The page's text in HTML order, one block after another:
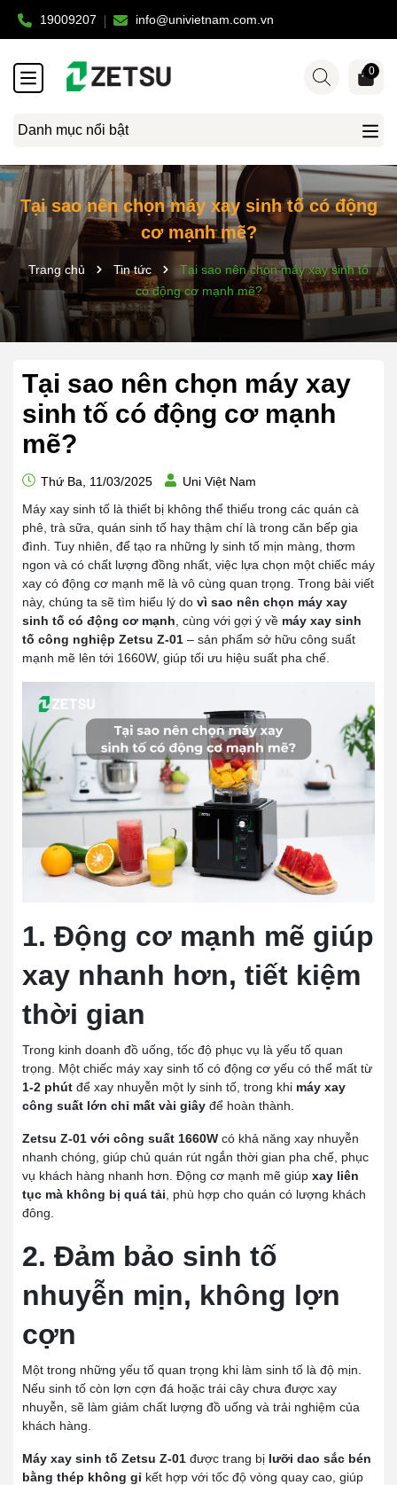
19009207 info@univietnam.com.vn
Danh mục nổi bật
0
Tại sao nên chọn máy xay sinh tố có động
cơ mạnh mẽ?
Trang chủ Tin tức
Tại sao nên chọn máy xay sinh tố
có động cơ mạnh mẽ?
Tại sao nên chọn máy xay
sinh tố có động cơ mạnh
mẽ?
Thứ Ba, 11/03/2025
Uni Việt Nam
Máy xay sinh tố là thiết bị không thể thiếu trong các quán cà
phê, trà sữa, quán sinh tố hay thậm chí là trong căn bếp gia
đình. Tuy nhiên, để tạo ra những ly sinh tố mịn màng, thơm
ngon và có chất lượng đồng nhất, việc lựa chọn một chiếc máy
xay có động cơ mạnh mẽ là vô cùng quan trọng. Trong bài viết
này, chúng ta sẽ tìm hiểu lý do vì sao nên chọn máy xay
sinh tố có động cơ mạnh , cùng với gợi ý về máy xay sinh
tố công nghiệp Zetsu Z-01 – sản phẩm sở hữu công suất
mạnh mẽ lên tới 1660W, giúp tối ưu hiệu suất pha chế.
1. Động cơ mạnh mẽ giúp
xay nhanh hơn, tiết kiệm
thời gian
Trong kinh doanh đồ uống, tốc độ phục vụ là yếu tố quan
trọng. Một chiếc máy xay sinh tố có động cơ yếu có thể mất từ
1-2 phút để xay nhuyễn một ly sinh tố, trong khi máy xay
công suất lớn chỉ mất vài giây để hoàn thành.
Zetsu Z-01 với công suất 1660W có khả năng xay nhuyễn
nhanh chóng, giúp chủ quán rút ngắn thời gian pha chế, phục
vụ khách hàng nhanh hơn. Động cơ mạnh mẽ giúp xay liên
tục mà không bị quá tải , phù hợp cho quán có lượng khách
đông.
2. Đảm bảo sinh tố
nhuyễn mịn, không lợn
cợn
Một trong những yếu tố quan trọng khi làm sinh tố là độ mịn.
Nếu sinh tố còn lợn cợn đá hoặc trái cây chưa được xay
nhuyễn, sẽ làm giảm chất lượng đồ uống và trải nghiệm của
khách hàng.
Máy xay sinh tố Zetsu Z-01 được trang bị lưỡi dao sắc bén
bằng thép không gỉ kết hợp với tốc độ vòng quay cao, giúp